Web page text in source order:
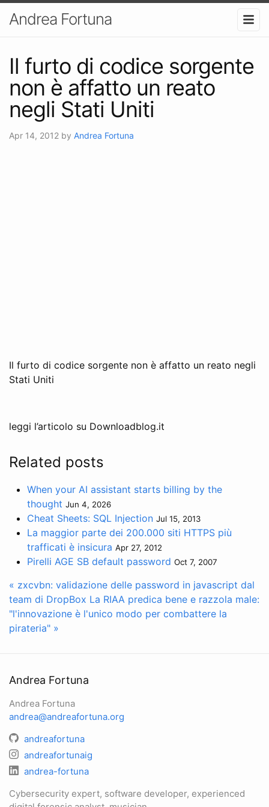
Andrea Fortuna
Il furto di codice sorgente
non è affatto un reato
negli Stati Uniti
Apr 14, 2012 by Andrea Fortuna
Il furto di codice sorgente non è affatto un reato negli
Stati Uniti
leggi l’articolo su Downloadblog.it
Related posts
When your AI assistant starts billing by the
thought Jun 4, 2026
Cheat Sheets: SQL Injection Jul 15, 2013
La maggior parte dei 200.000 siti HTTPS più
trafficati è insicura Apr 27, 2012
Pirelli AGE SB default password Oct 7, 2007
« zxcvbn: validazione delle password in javascript dal
team di DropBox La RIAA predica bene e razzola male:
"l'innovazione è l'unico modo per combattere la
pirateria" »
Andrea Fortuna
Andrea Fortuna
andrea@andreafortuna.org
andreafortuna
andreafortunaig
andrea-fortuna
Cybersecurity expert, software developer, experienced